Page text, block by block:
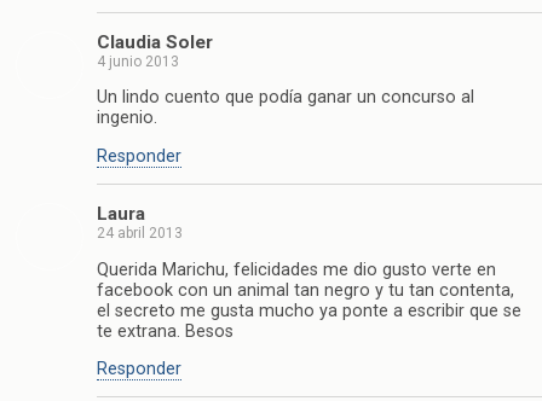
Claudia Soler
4 junio 2013
Un lindo cuento que podía ganar un concurso al
ingenio.
Responder
Laura
24 abril 2013
Querida Marichu, felicidades me dio gusto verte en
facebook con un animal tan negro y tu tan contenta,
el secreto me gusta mucho ya ponte a escribir que se
te extrana. Besos
Responder